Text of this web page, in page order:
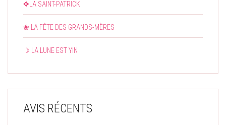
✥LA SAINT-PATRICK
❀ LA FÊTE DES GRANDS-MÈRES
☽ LA LUNE EST YIN
AVIS RÉCENTS